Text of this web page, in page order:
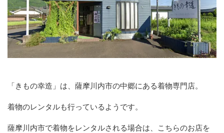
「きもの幸造」は、薩摩川内市の中郷にある着物専門店。
着物のレンタルも行っているようです。
薩摩川内市で着物をレンタルされる場合は、こちらのお店を